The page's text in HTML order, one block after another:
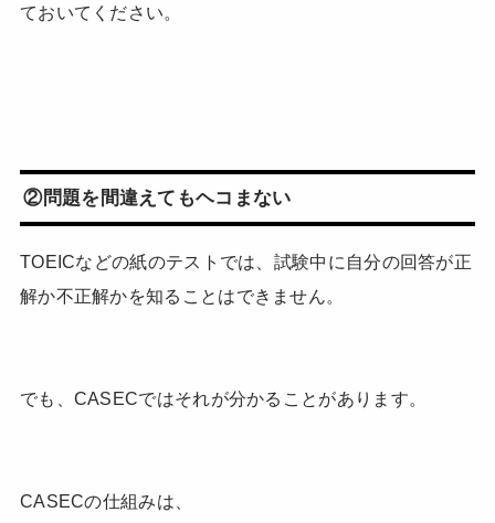
ておいてください。
②問題を間違えてもヘコまない
TOEICなどの紙のテストでは、試験中に自分の回答が正
解か不正解かを知ることはできません。
でも、CASECではそれが分かることがあります。
CASECの仕組みは、